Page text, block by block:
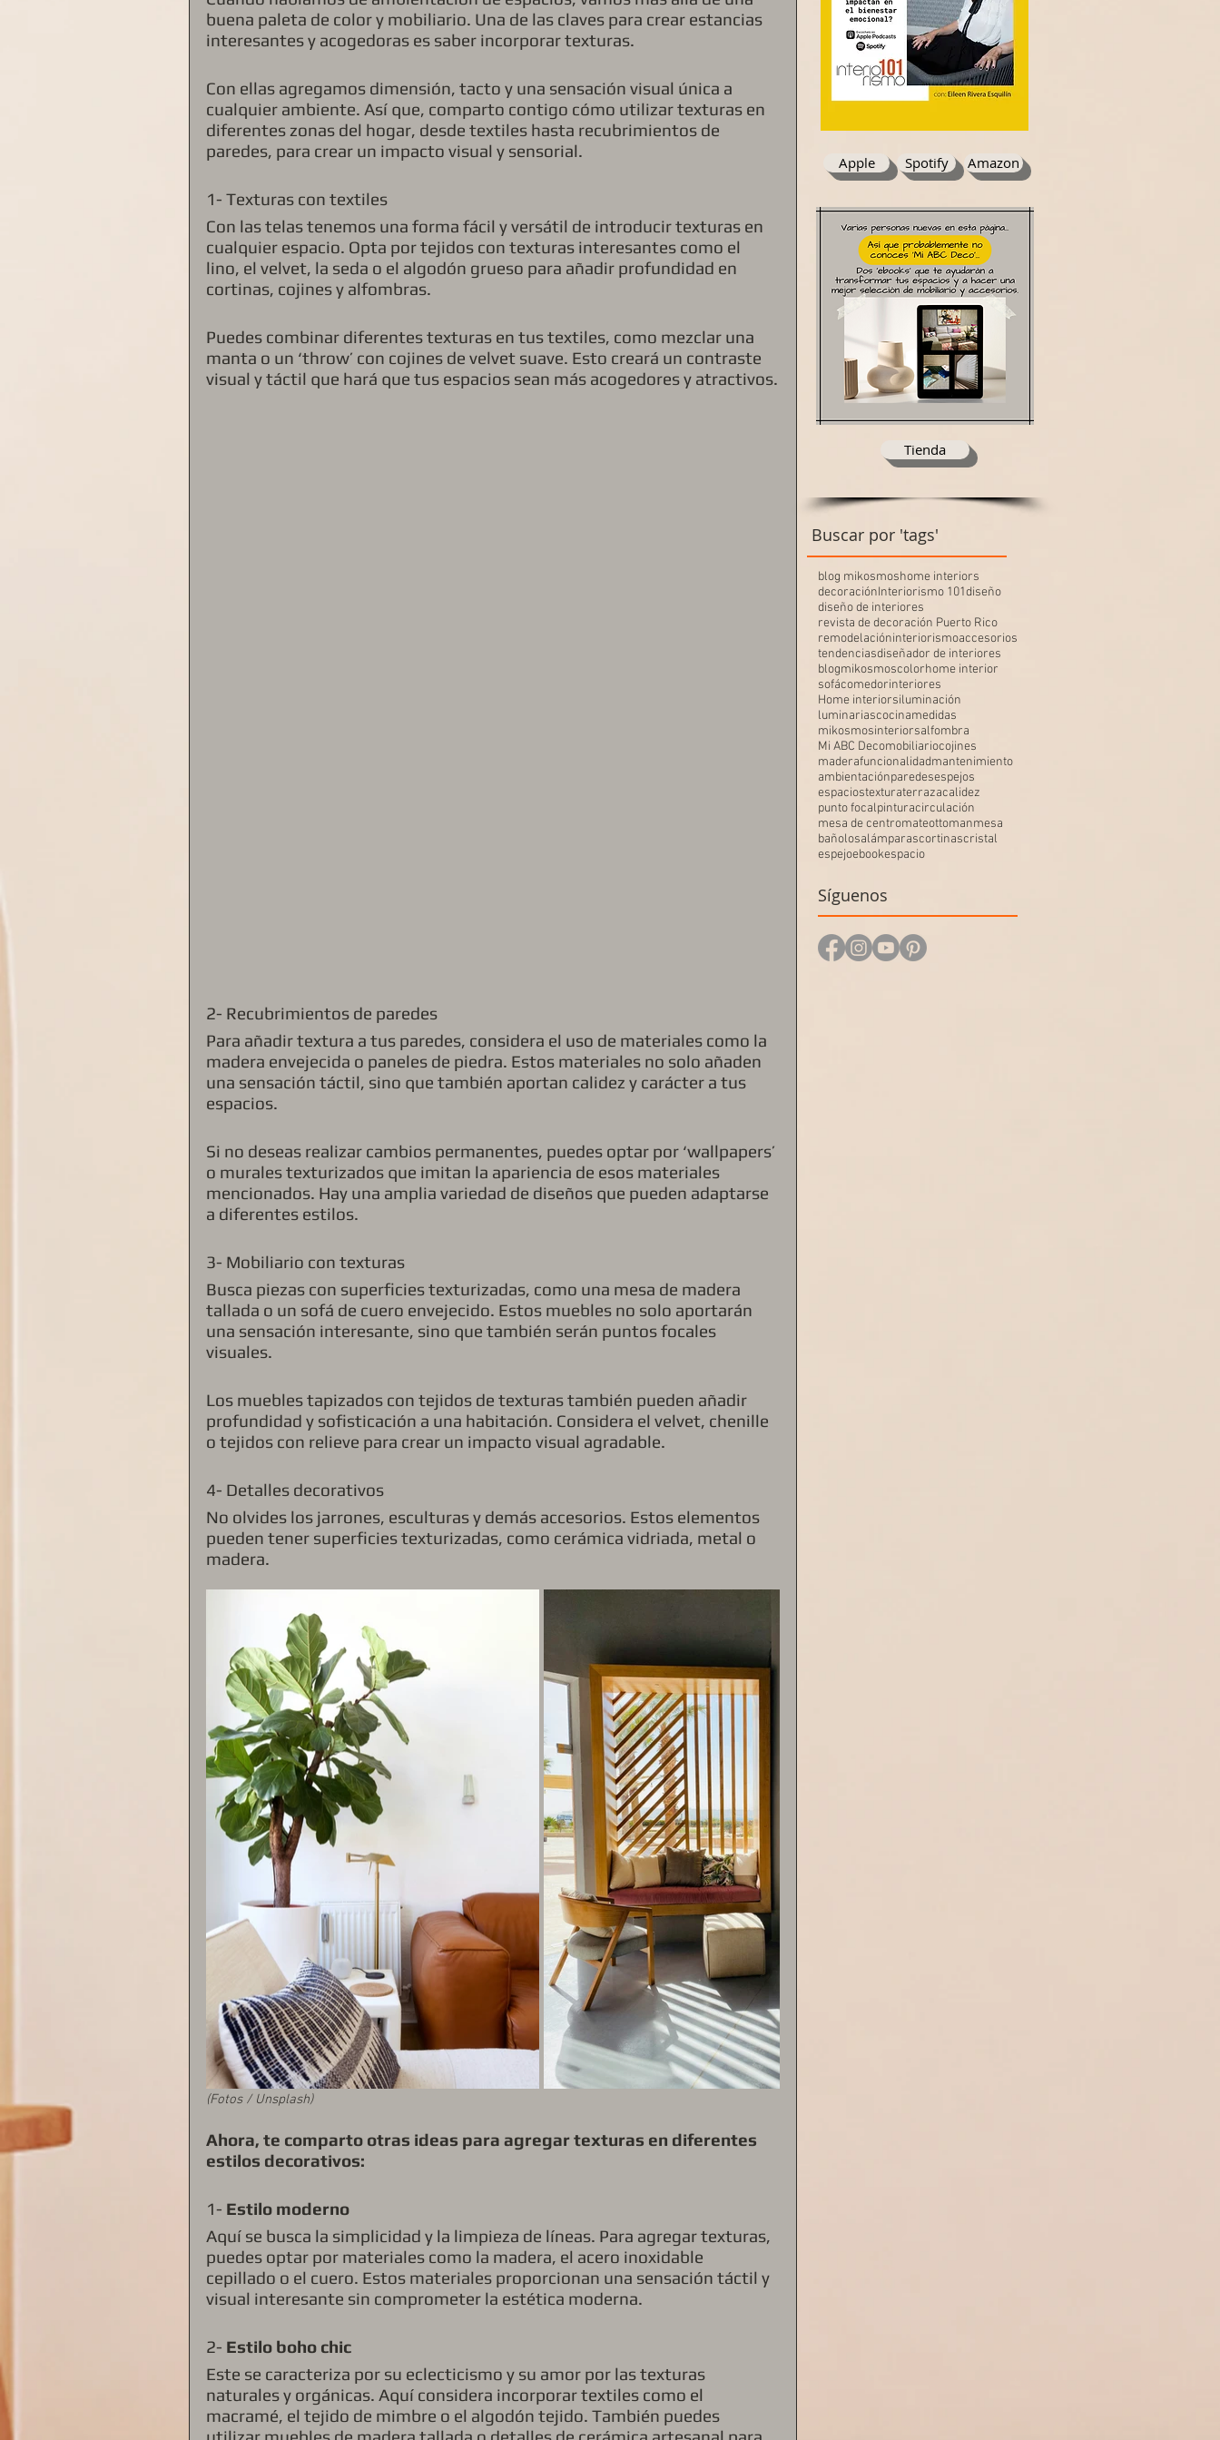
buena paleta de color y mobiliario. Una de las claves para crear estancias
interesantes y acogedoras es saber incorporar texturas.
Con ellas agregamos dimensión, tacto y una sensación visual única a
cualquier ambiente. Así que, comparto contigo cómo utilizar texturas en
diferentes zonas del hogar, desde textiles hasta recubrimientos de
paredes, para crear un impacto visual y sensorial.
1- Texturas con textiles
Con las telas tenemos una forma fácil y versátil de introducir texturas en
cualquier espacio. Opta por tejidos con texturas interesantes como el
lino, el velvet, la seda o el algodón grueso para añadir profundidad en
cortinas, cojines y alfombras.
Puedes combinar diferentes texturas en tus textiles, como mezclar una
manta o un ‘throw’ con cojines de velvet suave. Esto creará un contraste
visual y táctil que hará que tus espacios sean más acogedores y atractivos.
2- Recubrimientos de paredes
Para añadir textura a tus paredes, considera el uso de materiales como la
madera envejecida o paneles de piedra. Estos materiales no solo añaden
una sensación táctil, sino que también aportan calidez y carácter a tus
espacios.
Si no deseas realizar cambios permanentes, puedes optar por ‘wallpapers’
o murales texturizados que imitan la apariencia de esos materiales
mencionados. Hay una amplia variedad de diseños que pueden adaptarse
a diferentes estilos.
3- Mobiliario con texturas
Busca piezas con superficies texturizadas, como una mesa de madera
tallada o un sofá de cuero envejecido. Estos muebles no solo aportarán
una sensación interesante, sino que también serán puntos focales
visuales.
Los muebles tapizados con tejidos de texturas también pueden añadir
profundidad y sofisticación a una habitación. Considera el velvet, chenille
o tejidos con relieve para crear un impacto visual agradable.
4- Detalles decorativos
No olvides los jarrones, esculturas y demás accesorios. Estos elementos
pueden tener superficies texturizadas, como cerámica vidriada, metal o
madera.
(Fotos / Unsplash)
Ahora, te comparto otras ideas para agregar texturas en diferentes
estilos decorativos:
1- Estilo moderno
Aquí se busca la simplicidad y la limpieza de líneas. Para agregar texturas,
puedes optar por materiales como la madera, el acero inoxidable
cepillado o el cuero. Estos materiales proporcionan una sensación táctil y
visual interesante sin comprometer la estética moderna.
2- Estilo boho chic
Este se caracteriza por su eclecticismo y su amor por las texturas
naturales y orgánicas. Aquí considera incorporar textiles como el
macramé, el tejido de mimbre o el algodón tejido. También puedes
utilizar muebles de madera tallada o detalles de cerámica artesanal para
Apple Spotify Amazon
Tienda
Buscar por 'tags'
blog mikosmoshome interiors
decoraciónInteriorismo 101diseño
diseño de interiores
revista de decoración Puerto Rico
remodelacióninteriorismoaccesorios
tendenciasdiseñador de interiores
blogmikosmoscolorhome interior
sofácomedorinteriores
Home interiorsiluminación
luminariascocinamedidas
mikosmosinteriorsalfombra
Mi ABC Decomobiliariocojines
maderafuncionalidadmantenimiento
ambientaciónparedesespejos
espaciostexturaterrazacalidez
punto focalpinturacirculación
mesa de centromateottomanmesa
bañolosalámparascortinascristal
espejoebookespacio
Síguenos